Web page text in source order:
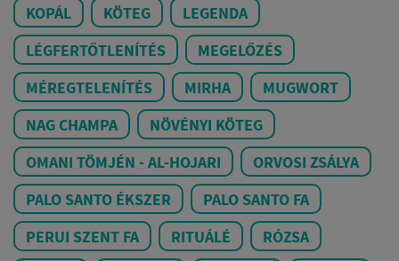
KOPÁL
KÖTEG
LEGENDA
LÉGFERTŐTLENÍTÉS
MEGELŐZÉS
MÉREGTELENÍTÉS
MIRHA
MUGWORT
NAG CHAMPA
NÖVÉNYI KÖTEG
OMANI TÖMJÉN - AL-HOJARI
ORVOSI ZSÁLYA
PALO SANTO ÉKSZER
PALO SANTO FA
PERUI SZENT FA
RITUÁLÉ
RÓZSA